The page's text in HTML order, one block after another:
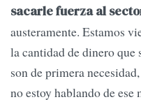
sacarle fuerza al
austeramente. Estamos
la cantidad de dinero que
son de primera
no estoy hablando de